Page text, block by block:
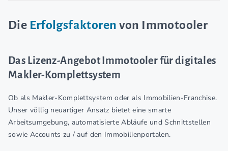
Die Erfolgsfaktoren von Immotooler
Das Lizenz-Angebot Immotooler für digitales
Makler-Komplettsystem
Ob als Makler-Komplettsystem oder als Immobilien-Franchise.
Unser völlig neuartiger Ansatz bietet eine smarte
Arbeitsumgebung, automatisierte Abläufe und Schnittstellen
sowie Accounts zu / auf den Immobilienportalen.